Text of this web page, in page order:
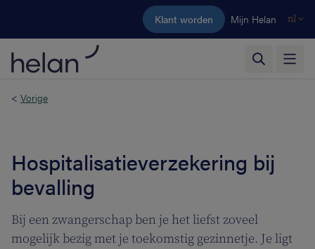
Ga naar de hoofdinhoud
Klant worden Mijn Helan nl
< Vorige
Hospitalisatieverzekering bij
bevalling
Bij een zwangerschap ben je het liefst zoveel
mogelijk bezig met je toekomstig gezinnetje. Je ligt